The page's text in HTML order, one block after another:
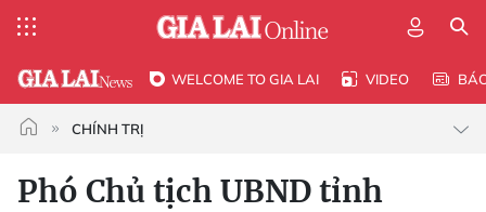
WELCOME TO GIA LAI VIDEO
CHÍNH TRỊ
Phó Chủ tịch UBND tỉnh